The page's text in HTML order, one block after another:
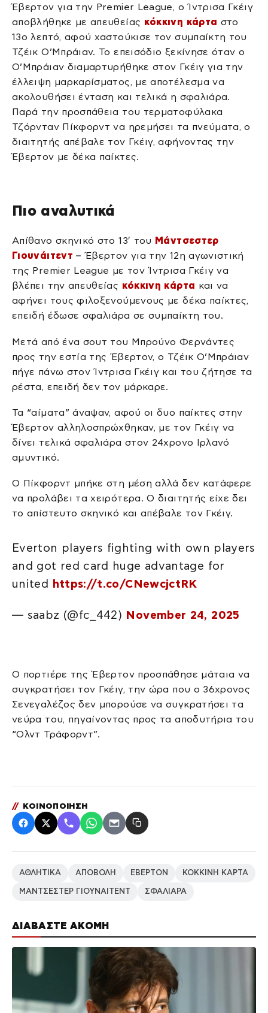
ΔΙΑΒΑΣΤΕ ΑΚΟΜΗ
Έβερτον για την Premier League, ο Ίντρισα Γκέιγ
αποβλήθηκε με απευθείας κόκκινη κάρτα στο
13ο λεπτό, αφού χαστούκισε τον συμπαίκτη του
Τζέικ Ο’Μπράιαν. Το επεισόδιο ξεκίνησε όταν ο
Ο’Μπράιαν διαμαρτυρήθηκε στον Γκέιγ για την
έλλειψη μαρκαρίσματος, με αποτέλεσμα να
ακολουθήσει ένταση και τελικά η σφαλιάρα.
Παρά την προσπάθεια του τερματοφύλακα
Τζόρνταν Πίκφορντ να ηρεμήσει τα πνεύματα, ο
διαιτητής απέβαλε τον Γκέιγ, αφήνοντας την
Έβερτον με δέκα παίκτες.
Πιο αναλυτικά
Απίθανο σκηνικό στο 13′ του Μάντσεστερ
Γιουνάιτεντ – Έβερτον για την 12η αγωνιστική
της Premier League με τον Ίντρισα Γκέιγ να
βλέπει την απευθείας κόκκινη κάρτα και να
αφήνει τους φιλοξενούμενους με δέκα παίκτες,
επειδή έδωσε σφαλιάρα σε συμπαίκτη του.
Μετά από ένα σουτ του Μπρούνο Φερνάντες
προς την εστία της Έβερτον, ο Τζέικ Ο’Μπράιαν
πήγε πάνω στον Ίντρισα Γκέιγ και του ζήτησε τα
ρέστα, επειδή δεν τον μάρκαρε.
Τα “αίματα” άναψαν, αφού οι δυο παίκτες στην
Έβερτον αλληλοσπρώχθηκαν, με τον Γκέιγ να
δίνει τελικά σφαλιάρα στον 24χρονο Ιρλανό
αμυντικό.
Ο Πίκφορντ μπήκε στη μέση αλλά δεν κατάφερε
να προλάβει τα χειρότερα. Ο διαιτητής είχε δει
το απίστευτο σκηνικό και απέβαλε τον Γκέιγ.
Everton players fighting with own players
and got red card huge advantage for
united
https://t.co/CNewcjctRK
— saabz (@fc_442) November 24, 2025
Ο πορτιέρε της Έβερτον προσπάθησε μάταια να
συγκρατήσει τον Γκέιγ, την ώρα που ο 36χρονος
Σενεγαλέζος δεν μπορούσε να συγκρατήσει τα
νεύρα του, πηγαίνοντας προς τα αποδυτήρια του
“Ολντ Τράφορντ”.
// ΚΟΙΝΟΠΟΙΗΣΗ
ΑΘΛΗΤΙΚΑ ΑΠΟΒΟΛΗ ΕΒΕΡΤΟΝ ΚΟΚΚΙΝΗ ΚΑΡΤΑ
ΜΑΝΤΣΕΣΤΕΡ ΓΙΟΥΝΑΙΤΕΝΤ ΣΦΑΛΙΑΡΑ